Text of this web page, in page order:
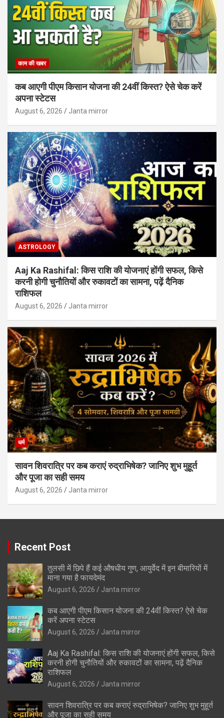
काम की खबर
कब आएगी पीएम किसान योजना की 24वीं किस्त? ऐसे चेक करें
अपना स्टेटस
August 6, 2026 Janta mirror
ASTROLOGY
Aaj Ka Rashifal: किस राशि की योजनाएं होंगी सफल, किसे
करनी होगी चुनौतियों और रुकावटों का सामना, पढ़ें दैनिक
राशिफल
August 6, 2026 Janta mirror
धर्म
सावन शिवरात्रि पर कब कराएं रुद्राभिषेक? जानिए शुभ मुहूर्त
और पूजा का सही समय
August 6, 2026 Janta mirror
Recent Post
तुलसी में छिपे हैं कई औषधीय गुण, आयुर्वेद में इन बीमारियों में
माना गया है फायदेमंद
August 6, 2026 Janta mirror
कब आएगी पीएम किसान योजना की 24वीं किस्त? ऐसे चेक
करें अपना स्टेटस
August 6, 2026 Janta mirror
Aaj Ka Rashifal: किस राशि की योजनाएं होंगी सफल, किसे
करनी होगी चुनौतियों और रुकावटों का सामना, पढ़ें दैनिक
राशिफल
August 6, 2026 Janta mirror
सावन शिवरात्रि पर कब कराएं रुद्राभिषेक? जानिए शुभ मुहूर्त
और पूजा का सही समय